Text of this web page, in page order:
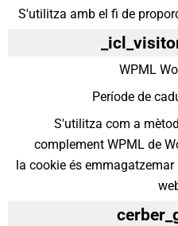
S'utilitza amb el fi de
WPML
Període de
S'utilitza com a
complement WPML de
la cookie és